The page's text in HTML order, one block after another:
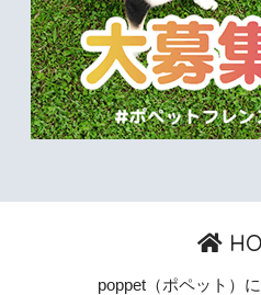
poppet（ポペット）